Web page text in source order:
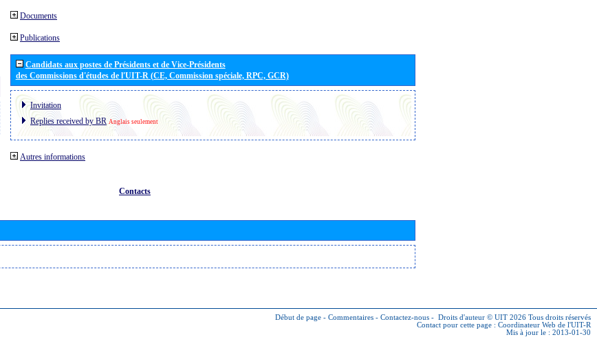
Documents
Publications
Candidats aux postes de Présidents et de Vice-Présidents
des Commissions d'études de l'UIT-R (CE, Commission spéciale, RPC, GCR)
Invitation
Replies received by BR Anglais seulement
Autres informations
Contacts
Début de page - Commentaires - Contactez-nous - Droits d'auteur © UIT 2026 Tous droits réservés
Contact pour cette page : Coordinateur Web de l'UIT-R
Mis à jour le : 2013-01-30